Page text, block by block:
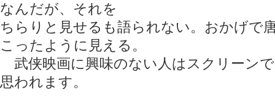
なんだが、それを
ちらりと見せるも語られない。おかげで
こったように見える。
武侠映画に興味のない人はスクリーン
思われます。